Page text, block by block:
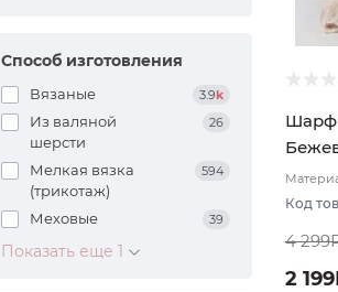
Способ изготовления
Вязаные 3.9k
Из валяной
шерсти
26
Мелкая вязка
(трикотаж)
594
Меховые 39
Показать еще 1
Шарф
Код
4
2